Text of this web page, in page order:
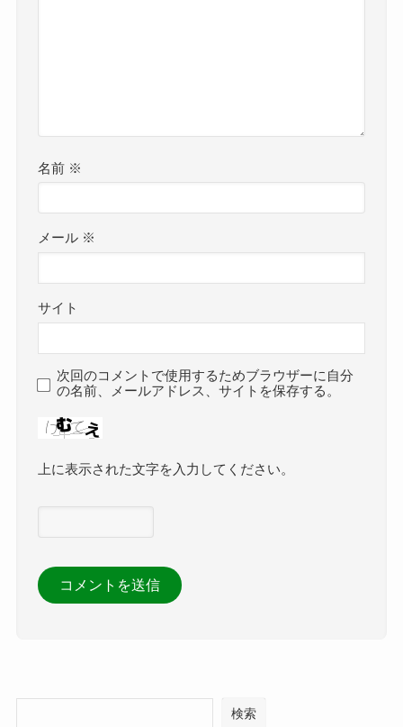
名前 ※
メール ※
サイト
次回のコメントで使用するためブラウザーに自分
の名前、メールアドレス、サイトを保存する。
上に表示された文字を入力してください。
検索